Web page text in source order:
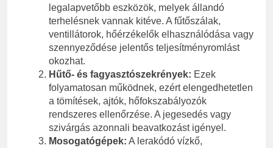
legalapvetőbb eszközök, melyek állandó
terhelésnek vannak kitéve. A fűtőszálak,
ventillátorok, hőérzékelők elhasználódása vagy
szennyeződése jelentős teljesítményromlást
okozhat.
Hűtő- és fagyasztószekrények: Ezek
folyamatosan működnek, ezért elengedhetetlen
a tömítések, ajtók, hőfokszabályozók
rendszeres ellenőrzése. A jegesedés vagy
szivárgás azonnali beavatkozást igényel.
Mosogatógépek: A lerakódó vízkő,